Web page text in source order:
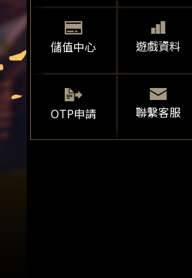
儲值中心 遊戲資料
OTP申請 聯繫客服